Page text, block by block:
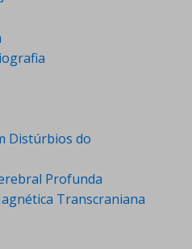
Distúrbios do
Profunda
Transcraniana